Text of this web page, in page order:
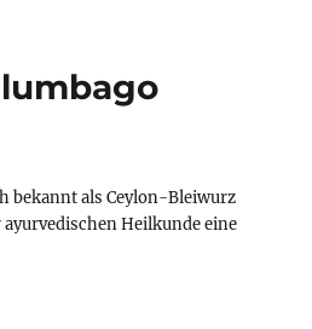
bekannt als Ceylon-Bleiwurz
Heilkunde eine